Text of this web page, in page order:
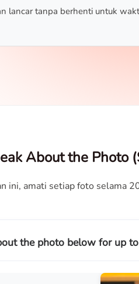
lancar tanpa berhenti untuk
About the Photo
ini, amati setiap foto selama
the photo below for up